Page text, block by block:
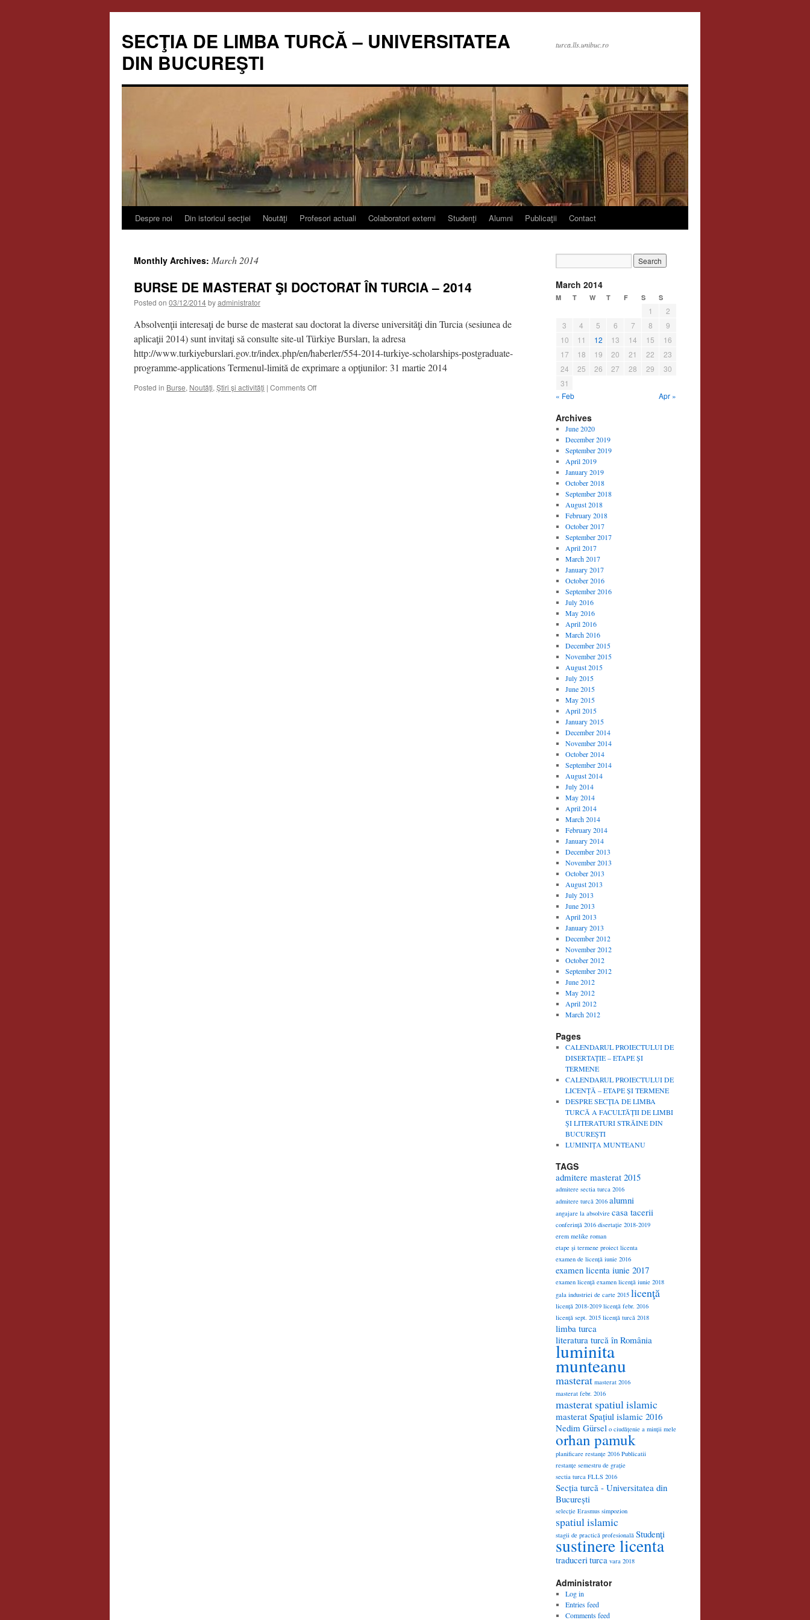
content
SECŢIA DE LIMBA TURCĂ – UNIVERSITATEA
DIN BUCUREŞTI
turca.lls.unibuc.ro
Despre noi Din istoricul secţiei Noutăţi Profesori actuali Colaboratori externi Studenţi Alumni Publicaţii Contact
Monthly Archives: March 2014
BURSE DE MASTERAT ŞI DOCTORAT ÎN TURCIA – 2014
Posted on 03/12/2014byadministrator
Absolvenţii interesaţi de burse de masterat sau doctorat la diverse universităţi din Turcia (sesiunea de
aplicaţii 2014) sunt invitaţi să consulte site-ul Türkiye Bursları, la adresa
http://www.turkiyeburslari.gov.tr/index.php/en/haberler/554-2014-turkiye-scholarships-postgraduate-
programme-applications Termenul-limită de exprimare a opţiunilor: 31 martie 2014
Posted in Burse, Noutăţi, Ştiri şi activităţi | Comments Offon
March 2014
M T W T F S S
1
2
3
4 5 6 7 8
9
10
11 12 13 14 15
16
17
18 19 20 21 22
23
24
25 26 27 28 29
30
31
« Feb
Apr »
Archives
June 2020
December 2019
September 2019
April 2019
January 2019
October 2018
September 2018
August 2018
February 2018
October 2017
September 2017
April 2017
March 2017
January 2017
October 2016
September 2016
July 2016
May 2016
April 2016
March 2016
December 2015
November 2015
August 2015
July 2015
June 2015
May 2015
April 2015
January 2015
December 2014
November 2014
October 2014
September 2014
August 2014
July 2014
May 2014
April 2014
March 2014
February 2014
January 2014
December 2013
November 2013
October 2013
August 2013
July 2013
June 2013
April 2013
January 2013
December 2012
November 2012
October 2012
September 2012
June 2012
May 2012
April 2012
March 2012
Pages
CALENDARUL PROIECTULUI DE
DISERTAȚIE – ETAPE ȘI
TERMENE
CALENDARUL PROIECTULUI DE
LICENȚĂ – ETAPE ȘI TERMENE
DESPRE SECŢIA DE LIMBA
TURCĂ A FACULTĂŢII DE LIMBI
ŞI LITERATURI STRĂINE DIN
BUCUREŞTI
LUMINIŢA MUNTEANU
TAGS
admitere masterat 2015
admitere sectia turca 2016
admitere turcă 2016 alumni
angajare la absolvire casa tacerii
conferință 2016 disertație 2018-2019
erem melike roman
etape și termene proiect licenta
examen de licență iunie 2016
examen licenta iunie 2017
examen licență examen licență iunie 2018
gala industriei de carte 2015 licenţă
licență 2018-2019 licență febr. 2016
licență sept. 2015 licență turcă 2018
limba turca
literatura turcă în România
luminita
munteanu
masterat masterat 2016
masterat febr. 2016
masterat spatiul islamic
masterat Spațiul islamic 2016
Nedim Gürsel o ciudățenie a minții mele
orhan pamuk
planificare restanțe 2016 Publicatii
restanțe semestru de grație
sectia turca FLLS 2016
Secția turcă - Universitatea din
București
selecție Erasmus simpozion
spatiul islamic
stagii de practică profesională Studenţi
sustinere licenta
traduceriturca vara 2018
Administrator
Log in
Entries feed
Comments feed